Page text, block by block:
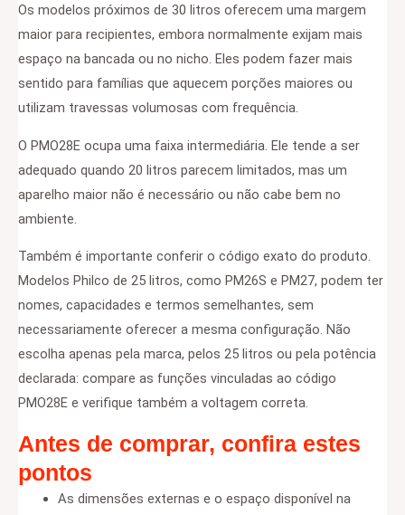
Os modelos próximos de 30 litros oferecem uma margem
maior para recipientes, embora normalmente exijam mais
espaço na bancada ou no nicho. Eles podem fazer mais
sentido para famílias que aquecem porções maiores ou
utilizam travessas volumosas com frequência.
O PMO28E ocupa uma faixa intermediária. Ele tende a ser
adequado quando 20 litros parecem limitados, mas um
aparelho maior não é necessário ou não cabe bem no
ambiente.
Também é importante conferir o código exato do produto.
Modelos Philco de 25 litros, como PM26S e PM27, podem ter
nomes, capacidades e termos semelhantes, sem
necessariamente oferecer a mesma configuração. Não
escolha apenas pela marca, pelos 25 litros ou pela potência
declarada: compare as funções vinculadas ao código
PMO28E e verifique também a voltagem correta.
Antes de comprar, confira estes
pontos
As dimensões externas e o espaço disponível na